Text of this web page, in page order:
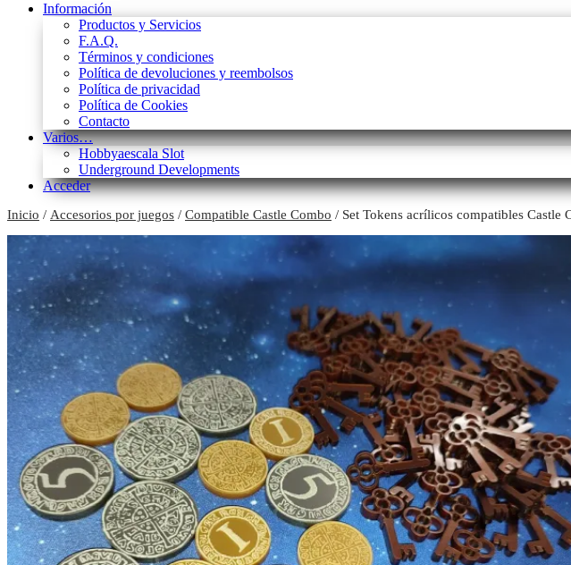
Información
Productos y Servicios
F.A.Q.
Términos y condiciones
Política de devoluciones y reembolsos
Política de privacidad
Política de Cookies
Contacto
Varios…
Hobbyaescala Slot
Underground Developments
Acceder
Inicio / Accesorios por juegos / Compatible Castle Combo / Set Tokens acrílicos compatibles Castle